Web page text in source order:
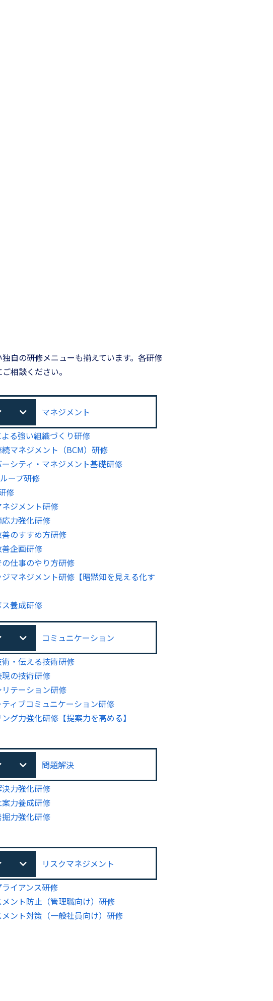
自の研修メニューも揃えています。各研修
相談ください。
マネジメント
る強い組織づくり研修
マネジメント（BCM）研修
シティ・マネジメント基礎研修
ープ研修
修
ジメント研修
力強化研修
のすすめ方研修
企画研修
仕事のやり方研修
マネジメント研修【暗黙知を見える化す
養成研修
コミュニケーション
・伝える技術研修
の技術研修
リテーション研修
ィブコミュニケーション研修
グ力強化研修【提案力を高める】
問題解決
力強化研修
力養成研修
力強化研修
リスクマネジメント
ライアンス研修
ント防止（管理職向け）研修
ント対策（一般社員向け）研修